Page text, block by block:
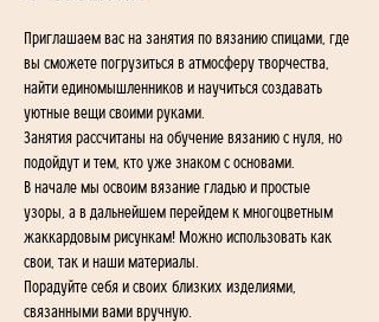
Приглашаем вас на занятия по вязанию спицами, где
вы сможете погрузиться в атмосферу творчества,
найти единомышленников и научиться создавать
уютные вещи своими руками.
Занятия рассчитаны на обучение вязанию с нуля, но
подойдут и тем, кто уже знаком с основами.
В начале мы освоим вязание гладью и простые
узоры, а в дальнейшем перейдем к многоцветным
жаккардовым рисункам! Можно использовать как
свои, так и наши материалы.
Порадуйте себя и своих близких изделиями,
связанными вами вручную.